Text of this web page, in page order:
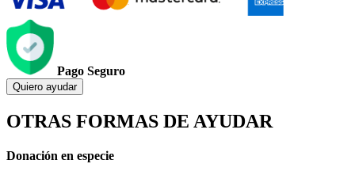
Pago Seguro
Quiero ayudar
OTRAS FORMAS DE AYUDAR
Donación en especie